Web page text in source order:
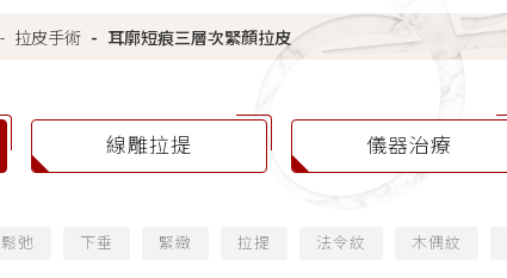
拉皮手術 耳廓短痕三層次緊顏拉皮
線雕拉提 儀器治療
鬆弛 下垂 緊緻 拉提 法令紋 木偶紋